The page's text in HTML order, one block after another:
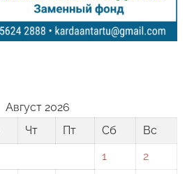
Август 2026
Чт Пт Сб
Вс
1
2